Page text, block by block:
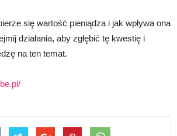
się wartość pieniądza i jak wpływa ona
działania, aby zgłębić tę kwestię i
na ten temat.